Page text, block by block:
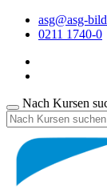
asg@asg-
0211 1740-0
Nach Kursen